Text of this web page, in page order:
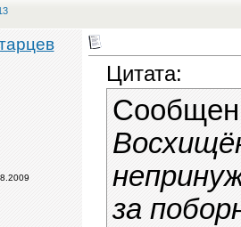
Цитата:
за